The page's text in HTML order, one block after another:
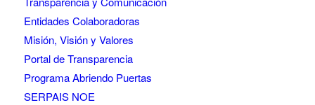
Entidades Colaboradoras
Misión, Visión y Valores
Portal de Transparencia
Programa Abriendo Puertas
SERPAIS NOE